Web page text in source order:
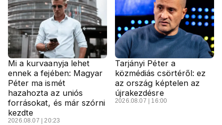
Mi a kurvaanyja lehet
ennek a fejében: Magyar
Péter ma ismét
hazahozta az uniós
forrásokat, és már szórni
kezdte
2026.08.07 | 20:23
Tarjányi Péter a
közmédiás csörtéről: ez
az ország képtelen az
újrakezdésre
2026.08.07 | 16:00